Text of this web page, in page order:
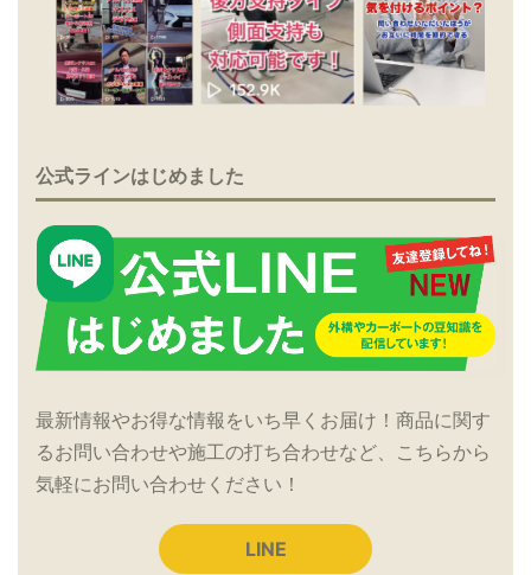
公式ラインはじめました
最新情報やお得な情報をいち早くお届け！商品に関す
るお問い合わせや施工の打ち合わせなど、こちらから
気軽にお問い合わせください！
LINE